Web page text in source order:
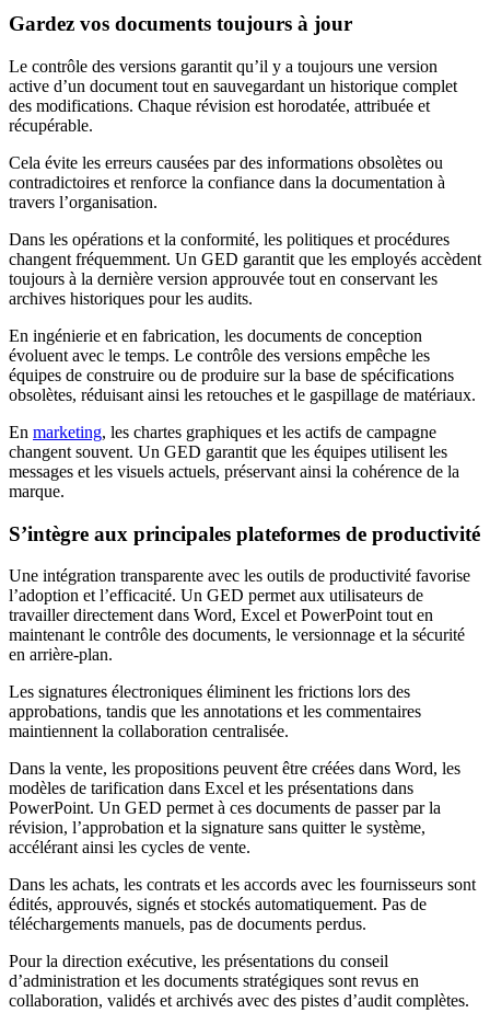
Gardez vos documents toujours à jour
Le contrôle des versions garantit qu’il y a toujours une version
active d’un document tout en sauvegardant un historique complet
des modifications. Chaque révision est horodatée, attribuée et
récupérable.
Cela évite les erreurs causées par des informations obsolètes ou
contradictoires et renforce la confiance dans la documentation à
travers l’organisation.
Dans les opérations et la conformité, les politiques et procédures
changent fréquemment. Un GED garantit que les employés accèdent
toujours à la dernière version approuvée tout en conservant les
archives historiques pour les audits.
En ingénierie et en fabrication, les documents de conception
évoluent avec le temps. Le contrôle des versions empêche les
équipes de construire ou de produire sur la base de spécifications
obsolètes, réduisant ainsi les retouches et le gaspillage de matériaux.
En marketing, les chartes graphiques et les actifs de campagne
changent souvent. Un GED garantit que les équipes utilisent les
messages et les visuels actuels, préservant ainsi la cohérence de la
marque.
S’intègre aux principales plateformes de productivité
Une intégration transparente avec les outils de productivité favorise
l’adoption et l’efficacité. Un GED permet aux utilisateurs de
travailler directement dans Word, Excel et PowerPoint tout en
maintenant le contrôle des documents, le versionnage et la sécurité
en arrière-plan.
Les signatures électroniques éliminent les frictions lors des
approbations, tandis que les annotations et les commentaires
maintiennent la collaboration centralisée.
Dans la vente, les propositions peuvent être créées dans Word, les
modèles de tarification dans Excel et les présentations dans
PowerPoint. Un GED permet à ces documents de passer par la
révision, l’approbation et la signature sans quitter le système,
accélérant ainsi les cycles de vente.
Dans les achats, les contrats et les accords avec les fournisseurs sont
édités, approuvés, signés et stockés automatiquement. Pas de
téléchargements manuels, pas de documents perdus.
Pour la direction exécutive, les présentations du conseil
d’administration et les documents stratégiques sont revus en
collaboration, validés et archivés avec des pistes d’audit complètes.